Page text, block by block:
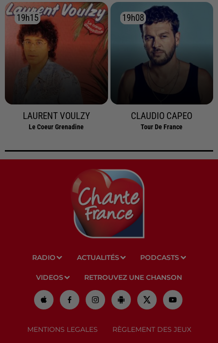
19h15
19h15
LAURENT VOULZY
Le Coeur Grenadine
19h08
19h08
CLAUDIO CAPEO
Tour De France
RADIO ACTUALITÉS PODCASTS
VIDEOS RETROUVEZ UNE CHANSON
MENTIONS LEGALES RÈGLEMENT DES JEUX